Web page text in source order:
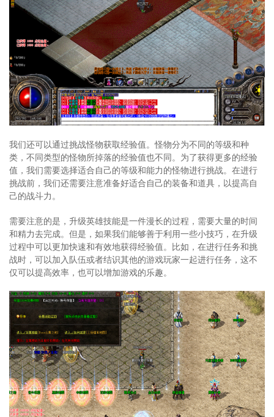
我们还可以通过挑战怪物获取经验值。怪物分为不同的等级和种
类，不同类型的怪物所掉落的经验值也不同。为了获得更多的经验
值，我们需要选择适合自己的等级和能力的怪物进行挑战。在进行
挑战前，我们还需要注意准备好适合自己的装备和道具，以提高自
己的战斗力。
需要注意的是，升级英雄技能是一件漫长的过程，需要大量的时间
和精力去完成。但是，如果我们能够善于利用一些小技巧，在升级
过程中可以更加快速和有效地获得经验值。比如，在进行任务和挑
战时，可以加入队伍或者结识其他的游戏玩家一起进行任务，这不
仅可以提高效率，也可以增加游戏的乐趣。